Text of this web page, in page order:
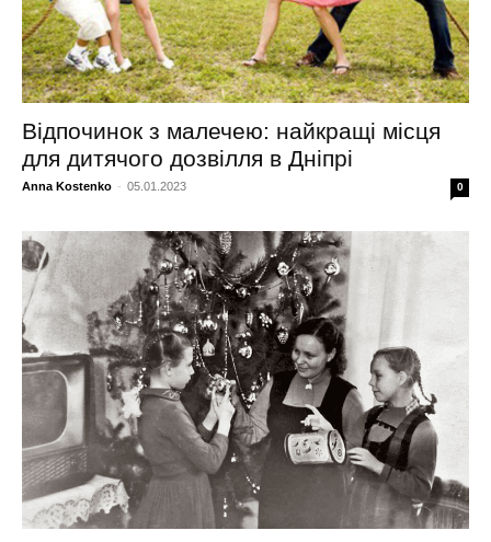
Відпочинок з малечею: найкращі місця
для дитячого дозвілля в Дніпрі
Anna Kostenko - 05.01.2023 0